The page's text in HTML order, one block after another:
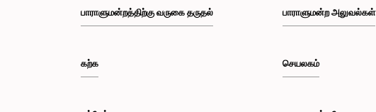
பாராளுமன்றத்திற்கு வருகை தருதல்
கற்க
பாராளுமன்ற அலுவல்கள்
செயலகம்